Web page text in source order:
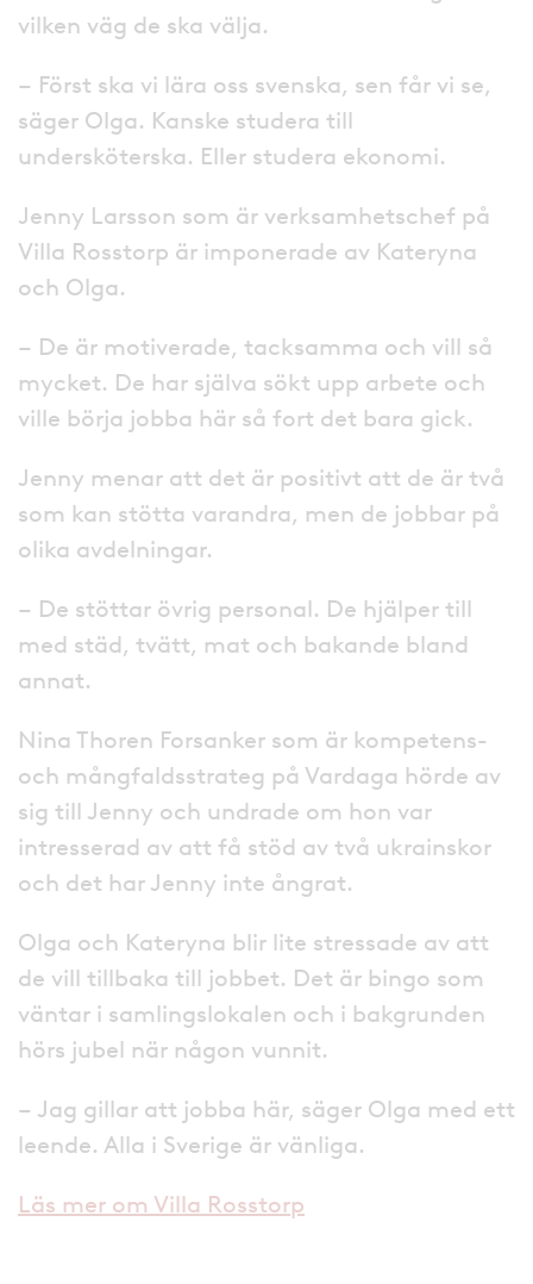
vilken väg de ska välja.
– Först ska vi lära oss svenska, sen får vi se,
säger Olga. Kanske studera till
undersköterska. Eller studera ekonomi.
Jenny Larsson som är verksamhetschef på
Villa Rosstorp är imponerade av Kateryna
och Olga.
– De är motiverade, tacksamma och vill så
mycket. De har själva sökt upp arbete och
ville börja jobba här så fort det bara gick.
Jenny menar att det är positivt att de är två
som kan stötta varandra, men de jobbar på
olika avdelningar.
– De stöttar övrig personal. De hjälper till
med städ, tvätt, mat och bakande bland
annat.
Nina Thoren Forsanker som är kompetens-
och mångfaldsstrateg på Vardaga hörde av
sig till Jenny och undrade om hon var
intresserad av att få stöd av två ukrainskor
och det har Jenny inte ångrat.
Olga och Kateryna blir lite stressade av att
de vill tillbaka till jobbet. Det är bingo som
väntar i samlingslokalen och i bakgrunden
hörs jubel när någon vunnit.
– Jag gillar att jobba här, säger Olga med ett
leende. Alla i Sverige är vänliga.
Läs mer om Villa Rosstorp